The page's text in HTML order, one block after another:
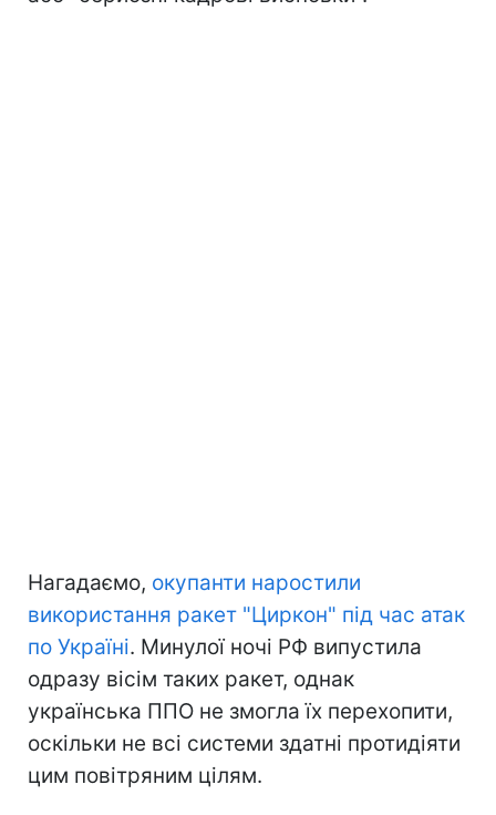
Нагадаємо, окупанти наростили
використання ракет "Циркон" під час атак
по Україні. Минулої ночі РФ випустила
одразу вісім таких ракет, однак
українська ППО не змогла їх перехопити,
оскільки не всі системи здатні протидіяти
цим повітряним цілям.